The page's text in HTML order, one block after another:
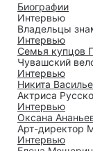
Биографии
Интервью
Владельцы
Интервью
Семья купцов
Чувашский
Интервью
Никита
Актриса
Интервью
Оксана
Арт-директор
Интервью